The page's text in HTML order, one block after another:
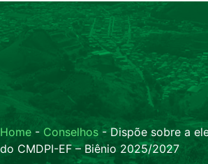
Home - Conselhos -Dispõe sobre a
do CMDPI-EF – Biênio 2025/2027